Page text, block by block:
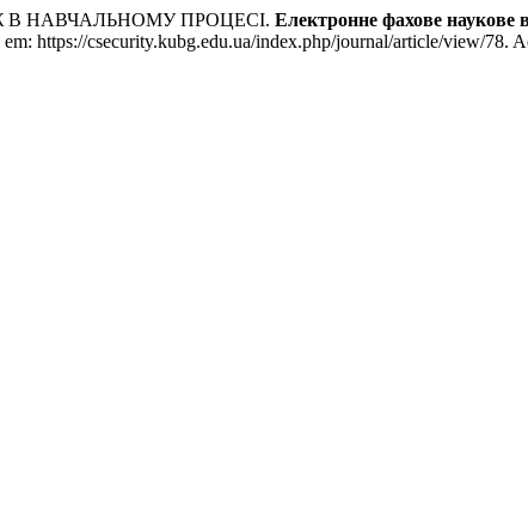
НАВЧАЛЬНОМУ ПРОЦЕСІ. Електронне фахове наукове
https://csecurity.kubg.edu.ua/index.php/journal/article/view/78.